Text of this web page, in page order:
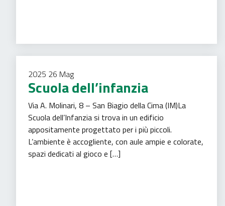
2025 26 Mag
Scuola dell’infanzia
Via A. Molinari, 8 – San Biagio della Cima (IM)La
Scuola dell’Infanzia si trova in un edificio
appositamente progettato per i più piccoli.
L’ambiente è accogliente, con aule ampie e colorate,
spazi dedicati al gioco e […]